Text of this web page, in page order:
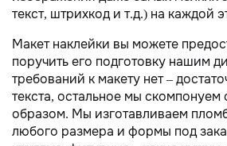
текст, штрихкод и т.д.) на каждой
Макет наклейки вы можете
поручить его подготовку нашим
требований к макету нет –
текста, остальное мы
образом. Мы изготавливаем
любого размера и формы под